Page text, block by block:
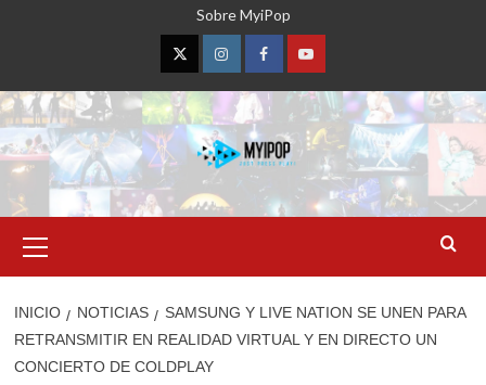
Sobre MyiPop
TwitterInstagramFacebookYouTube
primario
INICIO NOTICIAS
SAMSUNG Y LIVE NATION SE UNEN PARA
RETRANSMITIR EN REALIDAD VIRTUAL Y EN DIRECTO UN
CONCIERTO DE COLDPLAY